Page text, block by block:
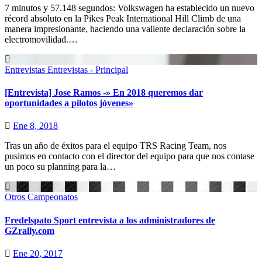
7 minutos y 57.148 segundos: Volkswagen ha establecido un nuevo
récord absoluto en la Pikes Peak International Hill Climb de una
manera impresionante, haciendo una valiente declaración sobre la
electromovilidad.…
Entrevistas Entrevistas - Principal
[Entrevista] Jose Ramos -» En 2018 queremos dar
oportunidades a pilotos jóvenes»
Ene 8, 2018
Tras un año de éxitos para el equipo TRS Racing Team, nos
pusimos en contacto con el director del equipo para que nos contase
un poco su planning para la…
Otros Campeonatos
Fredelspato Sport entrevista a los administradores de
GZrally.com
Ene 20, 2017